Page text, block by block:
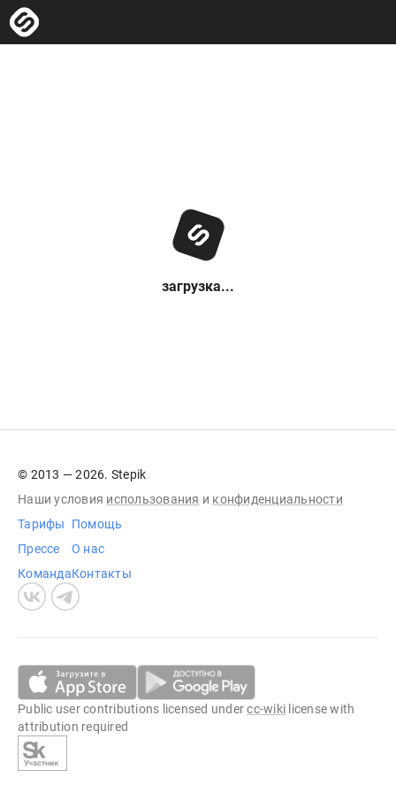
загрузка...
© 2013 — 2026. Stepik
Наши условия использования и конфиденциальности
Тарифы
Прессе
Команда
Помощь
О нас
Контакты
Public user contributions licensed undercc-wiki license with
attribution required